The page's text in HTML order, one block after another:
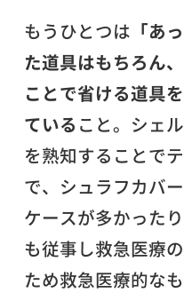
もうひとつは 「あ
た道具はもちろん
ことで省ける道具
ている こと。シェ
を熟知することで
で、シュラフカバ
ケースが多かった
も従事し救急医療
ため救急医療的な